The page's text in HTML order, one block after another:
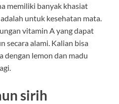
memiliki banyak khasiat
untuk kesehatan mata.
vitamin A yang dapat
secara alami. Kalian bisa
dengan lemon dan madu
sirih